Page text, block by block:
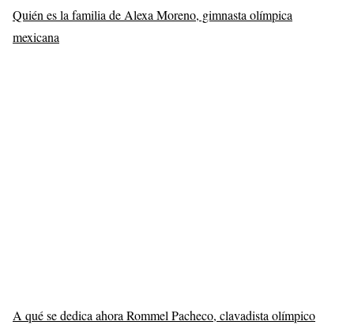
Quién es la familia de Alexa Moreno, gimnasta olímpica
mexicana
A qué se dedica ahora Rommel Pacheco, clavadista olímpico